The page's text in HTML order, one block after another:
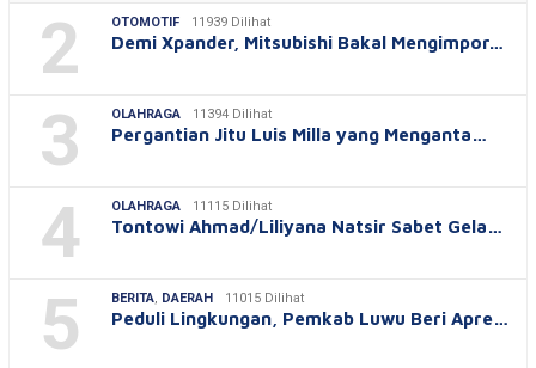
2 OTOMOTIF 11939 Dilihat
Demi Xpander, Mitsubishi Bakal Mengimpor…
3 OLAHRAGA 11394 Dilihat
Pergantian Jitu Luis Milla yang Menganta…
4 OLAHRAGA 11115 Dilihat
Tontowi Ahmad/Liliyana Natsir Sabet Gela…
5 BERITA DAERAH 11015 Dilihat
Peduli Lingkungan, Pemkab Luwu Beri Apre…